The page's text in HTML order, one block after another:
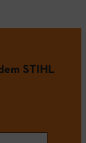
STIHL